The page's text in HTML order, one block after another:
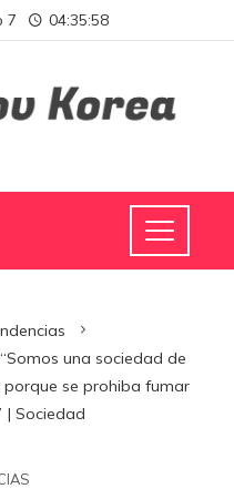
7 04:35:59
una sociedad de
se prohiba fumar
| Sociedad